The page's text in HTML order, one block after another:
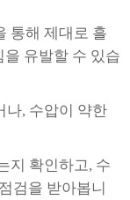
통해 제대로 흘
유발할 수 있습
나, 수압이 약한
지 확인하고, 수
검을 받아봅니